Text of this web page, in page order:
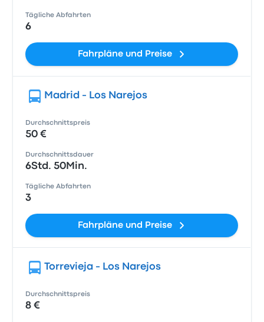
Tägliche Abfahrten
6
Fahrpläne und Preise
Madrid - Los Narejos
Durchschnittspreis
50 €
Durchschnittsdauer
6Std. 50Min.
Tägliche Abfahrten
3
Fahrpläne und Preise
Torrevieja - Los Narejos
Durchschnittspreis
8 €